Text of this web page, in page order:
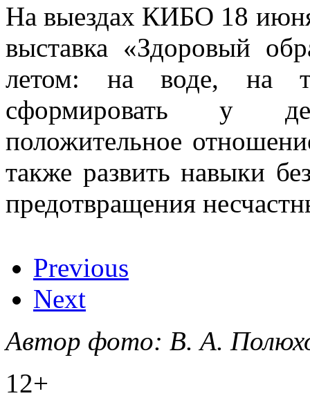
На выездах КИБО 18
выставка «Здоровый
летом: на воде, на
сформировать у
положительное
также развить навыки
предотвращения
Previous
Next
Автор фото: В. А.
12+